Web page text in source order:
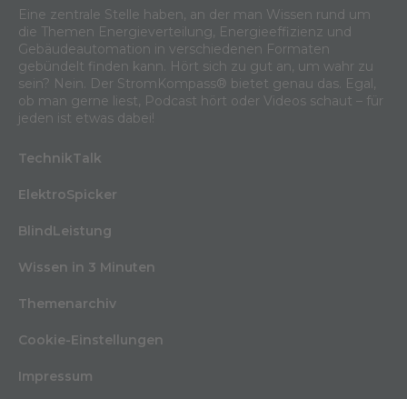
Eine zentrale Stelle haben, an der man Wissen rund um
die Themen Energieverteilung, Energieeffizienz und
Gebäudeautomation in verschiedenen Formaten
gebündelt finden kann. Hört sich zu gut an, um wahr zu
sein? Nein. Der StromKompass® bietet genau das. Egal,
ob man gerne liest, Podcast hört oder Videos schaut – für
jeden ist etwas dabei!
TechnikTalk
ElektroSpicker
BlindLeistung
Wissen in 3 Minuten
Themenarchiv
Cookie-Einstellungen
Impressum